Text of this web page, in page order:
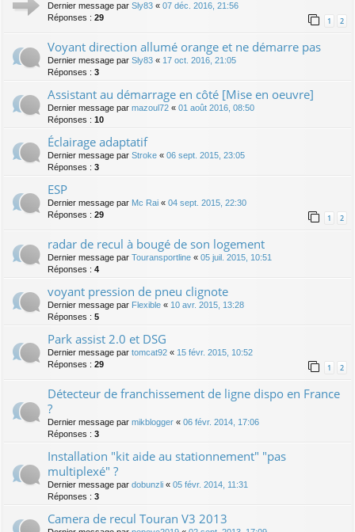
Dernier message par Sly83 « 07 déc. 2016, 21:56
Réponses : 29 1 2
Voyant direction allumé orange et ne démarre pas
Dernier message par Sly83 « 17 oct. 2016, 21:05
Réponses : 3
Assistant au démarrage en côté [Mise en oeuvre]
Dernier message par mazoul72 « 01 août 2016, 08:50
Réponses : 10
Éclairage adaptatif
Dernier message par Stroke « 06 sept. 2015, 23:05
Réponses : 3
ESP
Dernier message par Mc Rai « 04 sept. 2015, 22:30
Réponses : 29 1 2
radar de recul à bougé de son logement
Dernier message par Touransportline « 05 juil. 2015, 10:51
Réponses : 4
voyant pression de pneu clignote
Dernier message par Flexible « 10 avr. 2015, 13:28
Réponses : 5
Park assist 2.0 et DSG
Dernier message par tomcat92 « 15 févr. 2015, 10:52
Réponses : 29 1 2
Détecteur de franchissement de ligne dispo en France
?
Dernier message par mikblogger « 06 févr. 2014, 17:06
Réponses : 3
Installation "kit aide au stationnement" "pas
multiplexé" ?
Dernier message par dobunzli « 05 févr. 2014, 11:31
Réponses : 3
Camera de recul Touran V3 2013